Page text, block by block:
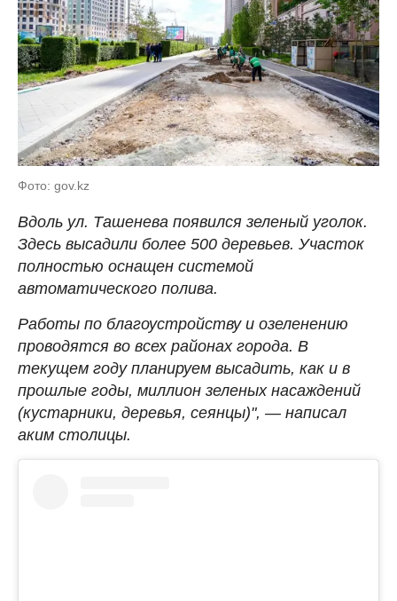
Фото: gov.kz
Вдоль ул. Ташенева появился зеленый уголок.
Здесь высадили более 500 деревьев. Участок
полностью оснащен системой
автоматического полива.
Работы по благоустройству и озеленению
проводятся во всех районах города. В
текущем году планируем высадить, как и в
прошлые годы, миллион зеленых насаждений
(кустарники, деревья, сеянцы)", — написал
аким столицы.